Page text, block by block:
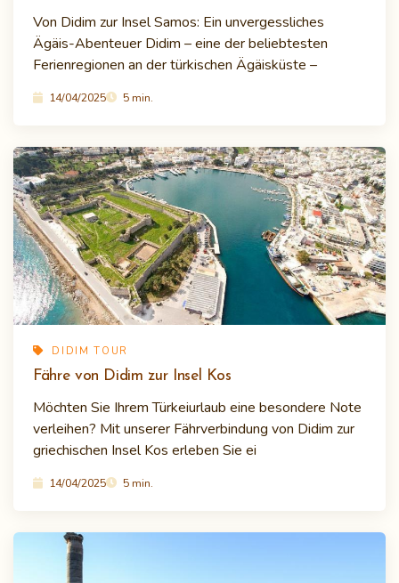
Von Didim zur Insel Samos: Ein unvergessliches
Ägäis-Abenteuer Didim – eine der beliebtesten
Ferienregionen an der türkischen Ägäisküste –
14/04/2025 5 min.
DIDIM TOUR
Fähre von Didim zur Insel Kos
Möchten Sie Ihrem Türkeiurlaub eine besondere Note
verleihen? Mit unserer Fährverbindung von Didim zur
griechischen Insel Kos erleben Sie ei
14/04/2025 5 min.